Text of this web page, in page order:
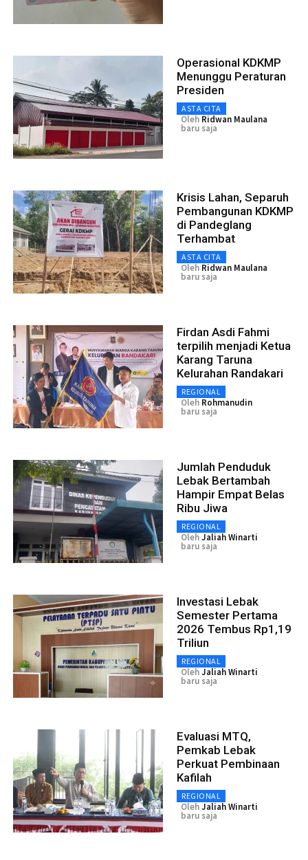
Operasional KDKMP
Menunggu Peraturan
Presiden
ASTA CITA
Oleh Ridwan Maulana
baru saja
Krisis Lahan, Separuh
Pembangunan KDKMP
di Pandeglang
Terhambat
ASTA CITA
Oleh Ridwan Maulana
baru saja
Firdan Asdi Fahmi
terpilih menjadi Ketua
Karang Taruna
Kelurahan Randakari
REGIONAL
Oleh Rohmanudin
baru saja
Jumlah Penduduk
Lebak Bertambah
Hampir Empat Belas
Ribu Jiwa
REGIONAL
OlehJaliah Winarti
baru saja
Investasi Lebak
Semester Pertama
2026 Tembus Rp1,19
Triliun
REGIONAL
OlehJaliah Winarti
baru saja
Evaluasi MTQ,
Pemkab Lebak
Perkuat Pembinaan
Kafilah
REGIONAL
OlehJaliah Winarti
baru saja